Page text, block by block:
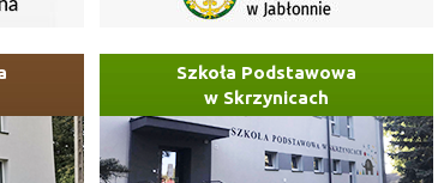
Szkoła Podstawowa
w Skrzynicach